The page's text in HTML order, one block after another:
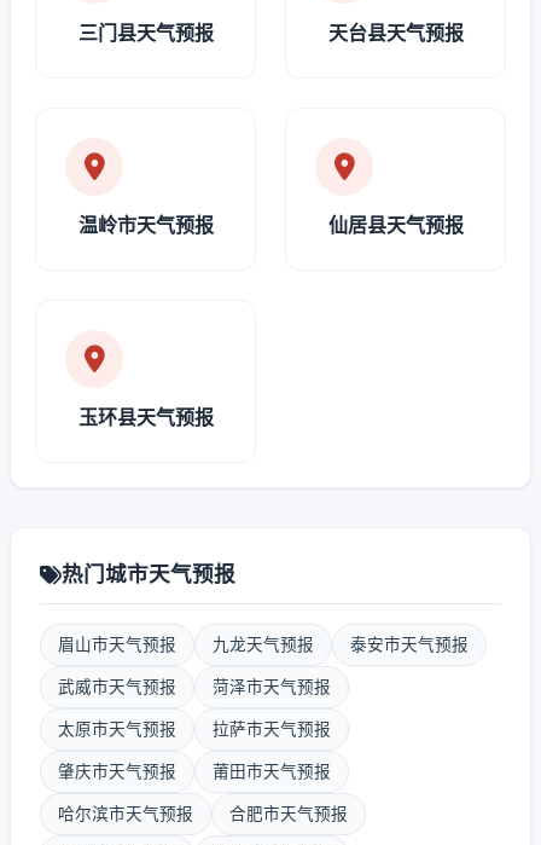
三门县天气预报 天台县天气预报
温岭市天气预报 仙居县天气预报
玉环县天气预报
热门城市天气预报
眉山市天气预报 九龙天气预报 泰安市天气预报
武威市天气预报 菏泽市天气预报
太原市天气预报 拉萨市天气预报
肇庆市天气预报 莆田市天气预报
哈尔滨市天气预报 合肥市天气预报